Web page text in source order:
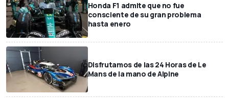
Honda F1 admite que no fue
consciente de su gran problema
hasta enero
Disfrutamos de las 24 Horas de Le
Mans de la mano de Alpine